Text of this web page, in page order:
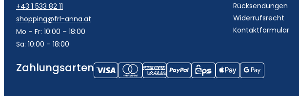
+43 1 533 82 11
shopping@frl-anna.at
Mo – Fr: 10:00 – 18:00
Sa: 10:00 – 18:00
Rücksendungen
Widerrufsrecht
Kontaktformular
Zahlungsarten